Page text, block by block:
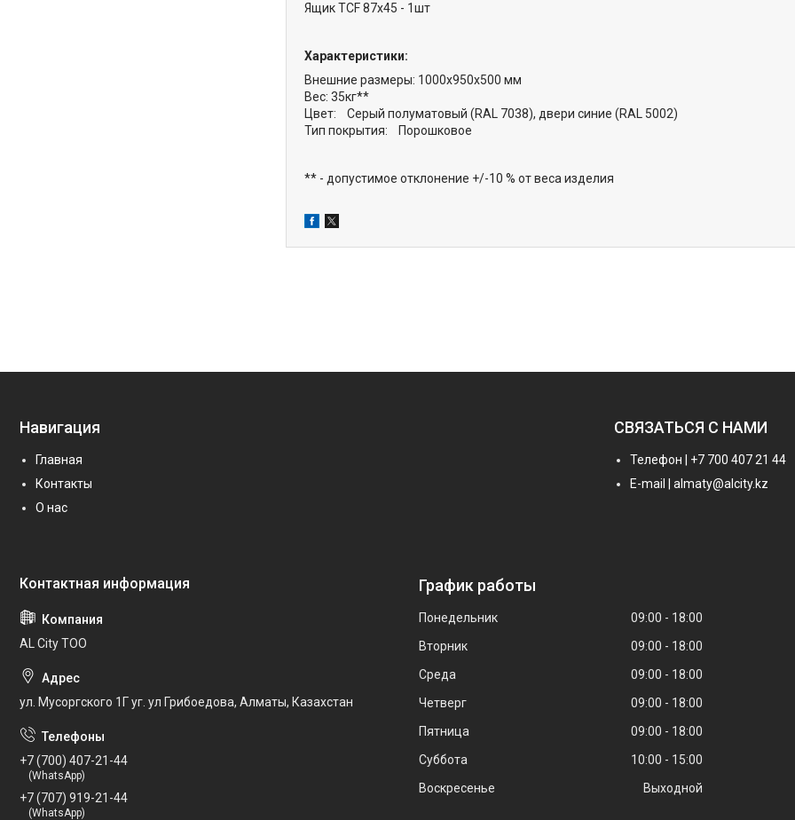
Ящик TCF 87x45 - 1шт
Характеристики:
Внешние размеры: 1000х950х500 мм
Вес: 35кг**
Цвет: Cерый полуматовый (RAL 7038), двери синие (RAL 5002)
Тип покрытия: Порошковое
** - допустимое отклонение +/-10 % от веса изделия
Навигация
Главная
Контакты
О нас
СВЯЗАТЬСЯ С НАМИ
Телефон | +7 700 407 21 44
E-mail | almaty@alcity.kz
AL City ТОО
ул. Мусоргского 1Г уг. ул Грибоедова, Алматы, Казахстан
+7 (700) 407-21-44
(WhatsApp)
+7 (707) 919-21-44
(WhatsApp)
График работы
Понедельник 09:00
18:00
Вторник
09:00
18:00
Среда
09:00
18:00
Четверг
09:00
18:00
Пятница
09:00
18:00
Суббота
10:00
15:00
Воскресенье
Выходной